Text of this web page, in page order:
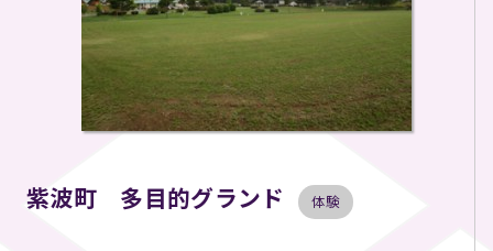
紫波町 多目的グランド 体験